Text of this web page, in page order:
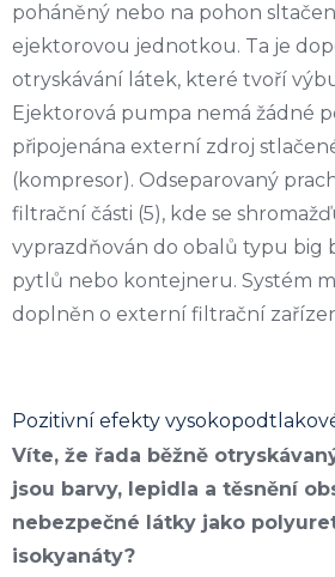
poháněný nebo na pohon
ejektorovou jednotkou. Ta je
otryskávání látek, které tvoří
Ejektorová pumpa nemá žádné
připojenána externí zdroj
(kompresor). Odseparovaný
filtrační části (5), kde se
vyprazdňován do obalů typu big
pytlů nebo kontejneru. Systém
doplněn o externí filtrační
Pozitivní efekty
Víte, že řada běžně
jsou barvy, lepidla a těsnění
nebezpečné látky jako
isokyanáty?